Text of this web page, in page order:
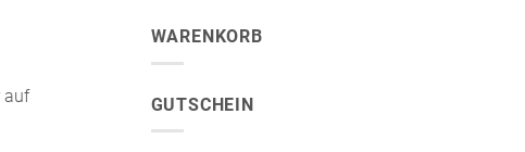
:
WARENKORB
GUTSCHEIN
auf